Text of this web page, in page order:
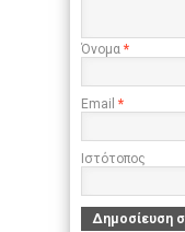
Όνομα *
Email *
Ιστότοπος